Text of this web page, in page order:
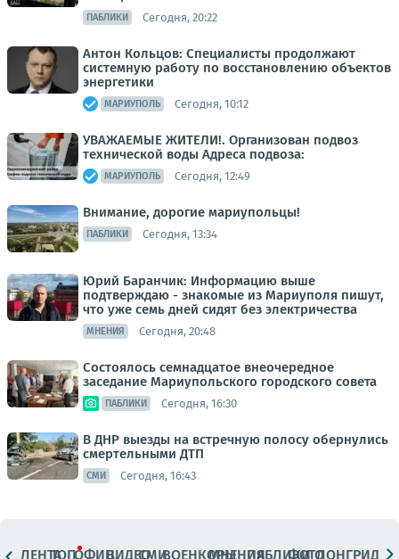
ПАБЛИКИ Сегодня, 20:22
Антон Кольцов: Специалисты продолжают
системную работу по восстановлению объектов
энергетики
МАРИУПОЛЬ Сегодня, 10:12
УВАЖАЕМЫЕ ЖИТЕЛИ!. Организован подвоз
технической воды Адреса подвоза:
МАРИУПОЛЬ Сегодня, 12:49
Внимание, дорогие мариупольцы!
ПАБЛИКИ Сегодня, 13:34
Юрий Баранчик: Информацию выше
подтверждаю - знакомые из Мариуполя пишут,
что уже семь дней сидят без электричества
МНЕНИЯ Сегодня, 20:48
Состоялось семнадцатое внеочередное
заседание Мариупольского городского совета
ПАБЛИКИ Сегодня, 16:30
В ДНР выезды на встречную полосу обернулись
смертельными ДТП
СМИ Сегодня, 16:43
ЛЕНТАТОПОФИЦ.ВИДЕОСМИВОЕНКОРЫМНЕНИЯПАБЛИКИ
ФОТОЛОНГРИДЫ